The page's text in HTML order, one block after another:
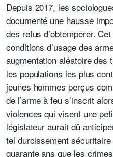
Depuis 2017, les
documenté une hausse
des refus d’obtempérer.
conditions d’usage des
augmentation aléatoire
les populations les plus
jeunes hommes perçus
de l’arme à feu s’inscrit
violences qui visent une
législateur aurait dû
tel durcissement
quarante ans que les